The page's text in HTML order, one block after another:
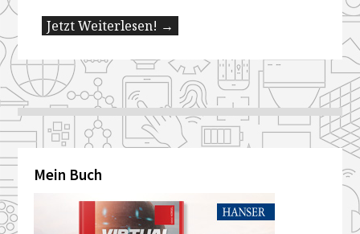
Jetzt Weiterlesen! →
Mein Buch